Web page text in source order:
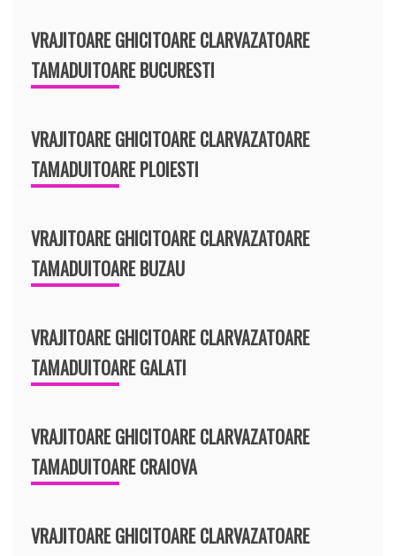
VRAJITOARE GHICITOARE CLARVAZATOARE
TAMADUITOARE BUCURESTI
VRAJITOARE GHICITOARE CLARVAZATOARE
TAMADUITOARE PLOIESTI
VRAJITOARE GHICITOARE CLARVAZATOARE
TAMADUITOARE BUZAU
VRAJITOARE GHICITOARE CLARVAZATOARE
TAMADUITOARE GALATI
VRAJITOARE GHICITOARE CLARVAZATOARE
TAMADUITOARE CRAIOVA
VRAJITOARE GHICITOARE CLARVAZATOARE